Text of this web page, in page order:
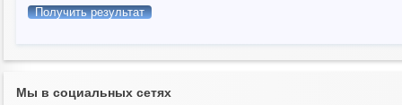
Мы в социальных сетях